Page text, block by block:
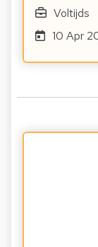
Voltijds
10 Apr